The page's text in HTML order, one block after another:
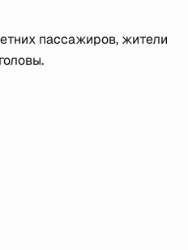
пассажиров, жители